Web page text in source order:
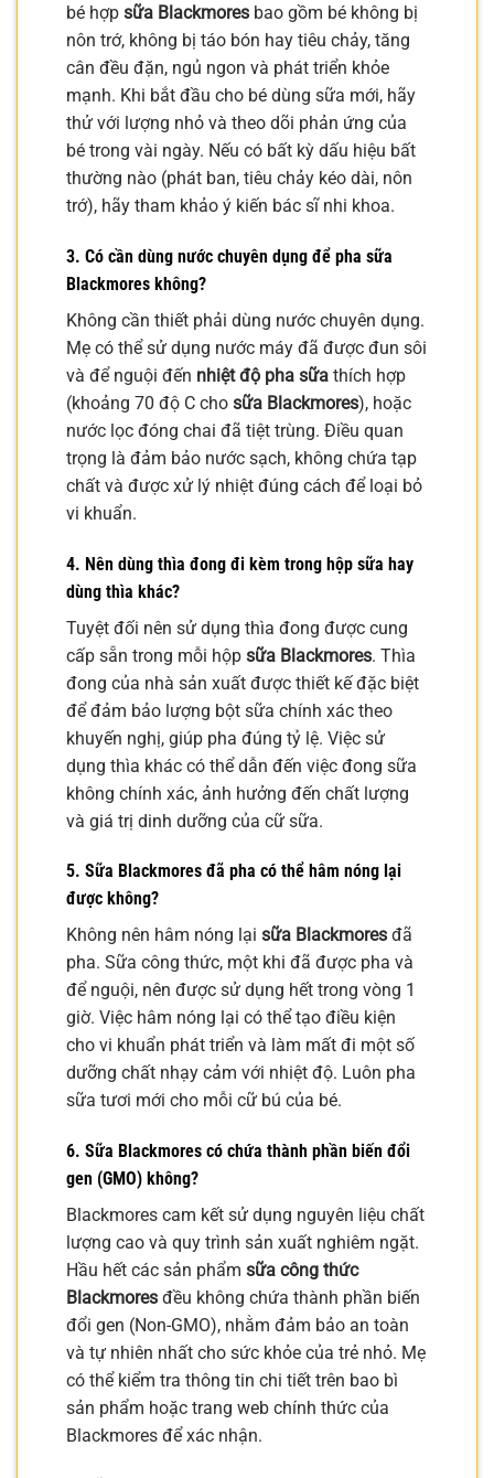
bé hợp sữa Blackmores bao gồm bé không bị
nôn trớ, không bị táo bón hay tiêu chảy, tăng
cân đều đặn, ngủ ngon và phát triển khỏe
mạnh. Khi bắt đầu cho bé dùng sữa mới, hãy
thử với lượng nhỏ và theo dõi phản ứng của
bé trong vài ngày. Nếu có bất kỳ dấu hiệu bất
thường nào (phát ban, tiêu chảy kéo dài, nôn
trớ), hãy tham khảo ý kiến bác sĩ nhi khoa.
3. Có cần dùng nước chuyên dụng để pha sữa
Blackmores không?
Không cần thiết phải dùng nước chuyên dụng.
Mẹ có thể sử dụng nước máy đã được đun sôi
và để nguội đến nhiệt độ pha sữa thích hợp
(khoảng 70 độ C cho sữa Blackmores), hoặc
nước lọc đóng chai đã tiệt trùng. Điều quan
trọng là đảm bảo nước sạch, không chứa tạp
chất và được xử lý nhiệt đúng cách để loại bỏ
vi khuẩn.
4. Nên dùng thìa đong đi kèm trong hộp sữa hay
dùng thìa khác?
Tuyệt đối nên sử dụng thìa đong được cung
cấp sẵn trong mỗi hộp sữa Blackmores. Thìa
đong của nhà sản xuất được thiết kế đặc biệt
để đảm bảo lượng bột sữa chính xác theo
khuyến nghị, giúp pha đúng tỷ lệ. Việc sử
dụng thìa khác có thể dẫn đến việc đong sữa
không chính xác, ảnh hưởng đến chất lượng
và giá trị dinh dưỡng của cữ sữa.
5. Sữa Blackmores đã pha có thể hâm nóng lại
được không?
Không nên hâm nóng lại sữa Blackmores đã
pha. Sữa công thức, một khi đã được pha và
để nguội, nên được sử dụng hết trong vòng 1
giờ. Việc hâm nóng lại có thể tạo điều kiện
cho vi khuẩn phát triển và làm mất đi một số
dưỡng chất nhạy cảm với nhiệt độ. Luôn pha
sữa tươi mới cho mỗi cữ bú của bé.
6. Sữa Blackmores có chứa thành phần biến đổi
gen (GMO) không?
Blackmores cam kết sử dụng nguyên liệu chất
lượng cao và quy trình sản xuất nghiêm ngặt.
Hầu hết các sản phẩm sữa công thức
Blackmores đều không chứa thành phần biến
đổi gen (Non-GMO), nhằm đảm bảo an toàn
và tự nhiên nhất cho sức khỏe của trẻ nhỏ. Mẹ
có thể kiểm tra thông tin chi tiết trên bao bì
sản phẩm hoặc trang web chính thức của
Blackmores để xác nhận.